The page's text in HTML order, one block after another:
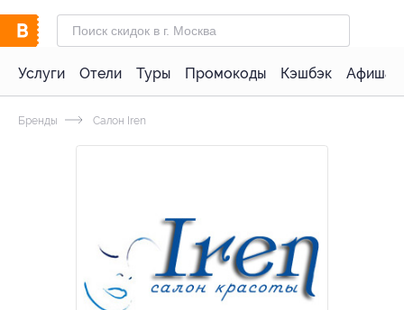
Услуги Отели Туры Промокоды Кэшбэк Афиша
Бренды Салон Iren